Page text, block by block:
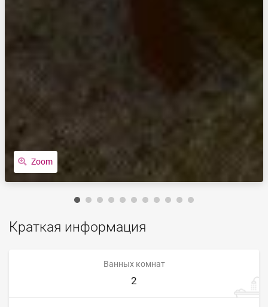
Zoom
Краткая информация
Ванных комнат
2